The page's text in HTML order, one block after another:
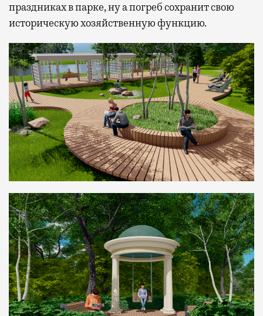
праздниках в парке, ну а погреб сохранит свою
историческую хозяйственную функцию.